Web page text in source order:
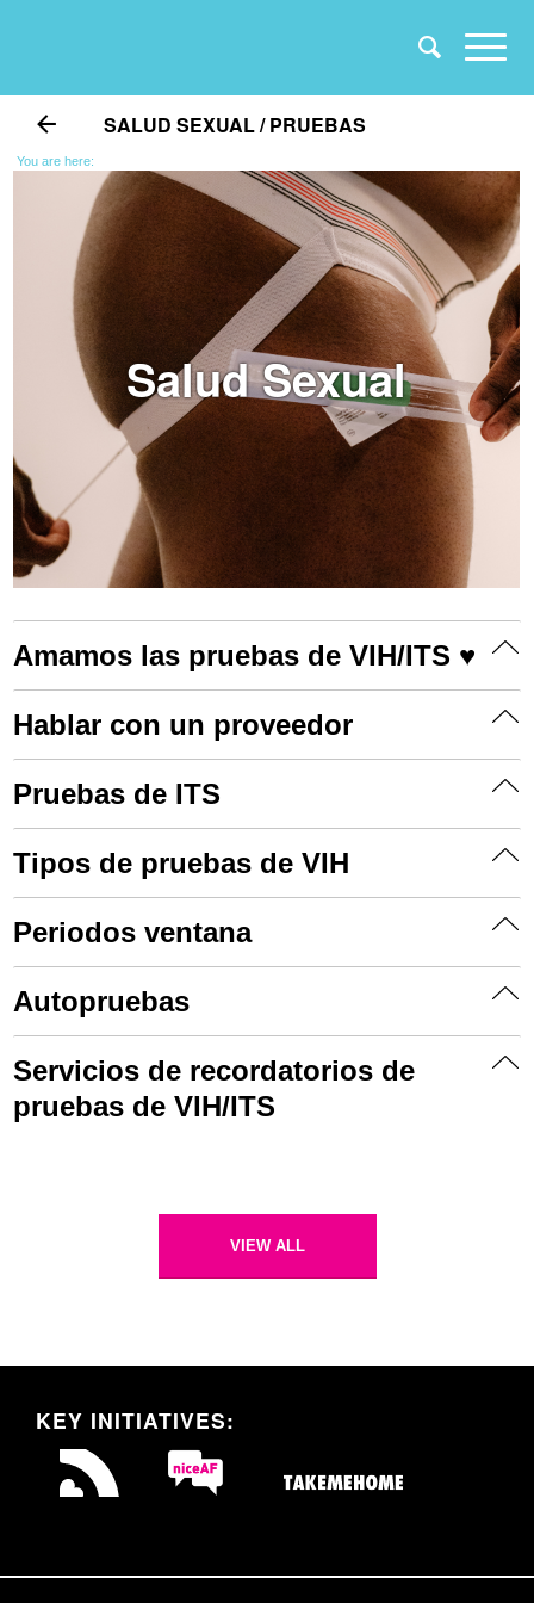
SALUD SEXUAL / PRUEBAS
You are here:
Salud Sexual
Amamos las pruebas de VIH/ITS ♥︎
Hablar con un proveedor
Pruebas de ITS
Tipos de pruebas de VIH
Periodos ventana
Autopruebas
Servicios de recordatorios de
pruebas de VIH/ITS
VIEW ALL
KEY INITIATIVES: